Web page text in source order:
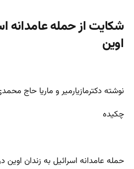
شکایت از حمله عامدانه
اوین
نوشته دکترمازیارمیر و ماریا حاج
چکیده
حمله عامدانه اسرائیل به زندان اوین